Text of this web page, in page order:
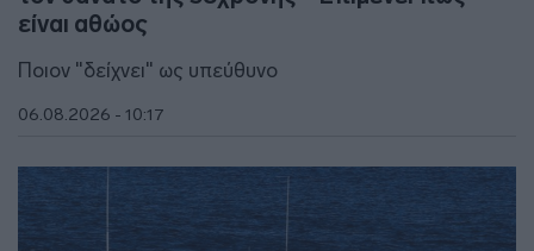
είναι αθώος
Ποιον "δείχνει" ως υπεύθυνο
06.08.2026 - 10:17